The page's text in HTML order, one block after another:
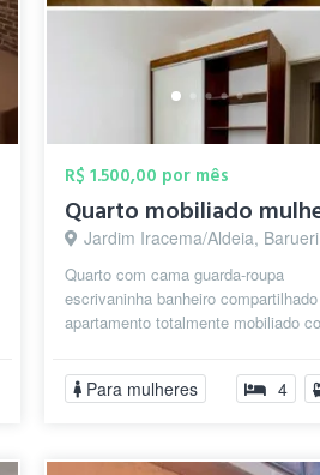
R$ 1.500,00 por mês
Quarto mobiliado
Jardim Iracema/Aldeia,
Quarto com cama guarda-roupa
escrivaninha banheiro compartilhado
apartamento totalmente mobiliado
200,0...
Para mulheres 4